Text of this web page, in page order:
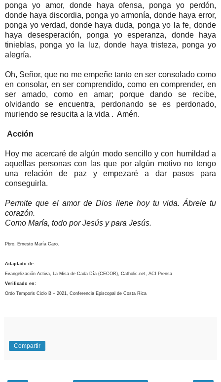
ponga yo amor, donde haya ofensa, ponga yo perdón,
donde haya discordia, ponga yo armonía, donde haya error,
ponga yo verdad, donde haya duda, ponga yo la fe, donde
haya desesperación, ponga yo esperanza, donde haya
tinieblas, ponga yo la luz, donde haya tristeza, ponga yo
alegría.
Oh, Señor, que no me empeñe tanto en ser consolado como
en consolar, en ser comprendido, como en comprender, en
ser amado, como en amar; porque dando se recibe,
olvidando se encuentra, perdonando se es perdonado,
muriendo se resucita a la vida . Amén.
Acción
Hoy me acercaré de algún modo sencillo y con humildad a
aquellas personas con las que por algún motivo no tengo
una relación de paz y empezaré a dar pasos para
conseguirla.
Permite que el amor de Dios llene hoy tu vida. Ábrele tu
corazón.
Como María, todo por Jesús y para Jesús.
Pbro. Ernesto María Caro.
Adaptado de:
Evangelización Activa, La Misa de Cada Día (CECOR), Catholic.net, ACI Prensa
Verificado en:
Ordo Temporis Ciclo B – 2021, Conferencia Episcopal de Costa Rica
Compartir